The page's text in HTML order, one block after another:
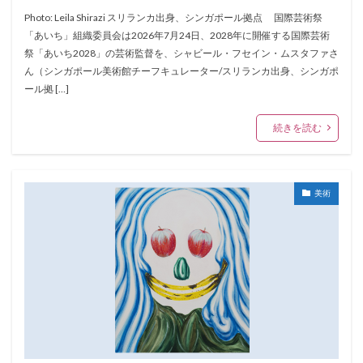
Photo: Leila Shirazi スリランカ出身、シンガポール拠点 国際芸術祭
「あいち」組織委員会は2026年7月24日、2028年に開催する国際芸術
祭「あいち2028」の芸術監督を、シャビール・フセイン・ムスタファさ
ん（シンガポール美術館チーフキュレーター/スリランカ出身、シンガポ
ール拠 […]
続きを読む
美術